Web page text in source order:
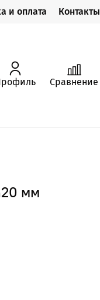
и оплата Контакты
Сравнение
мм